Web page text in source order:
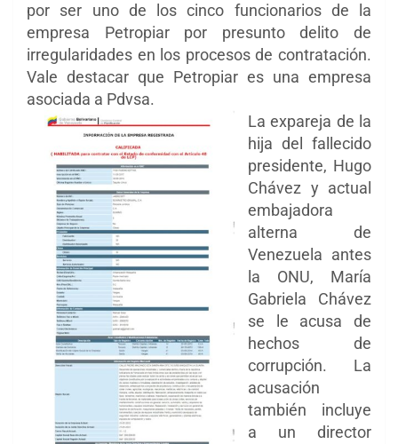
por ser uno de los cinco funcionarios de la
empresa Petropiar por presunto delito de
irregularidades en los procesos de contratación.
Vale destacar que Petropiar es una empresa
asociada a Pdvsa.
La expareja de la
hija del fallecido
presidente, Hugo
Chávez y actual
embajadora
alterna de
Venezuela antes
la ONU, María
Gabriela Chávez
se le acusa de
hechos de
corrupción. La
acusación
también incluye
a un director